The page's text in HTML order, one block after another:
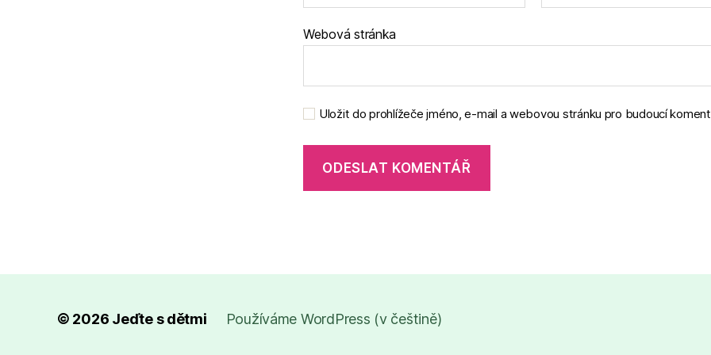
Webová stránka
Uložit do prohlížeče jméno, e-mail a webovou stránku pro budoucí
© 2026 Jeďte s dětmi Používáme WordPress (v češtině)